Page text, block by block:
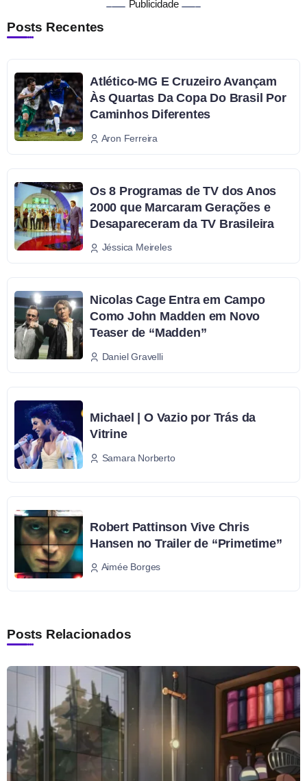
Publicidade
Posts Recentes
Atlético-MG E Cruzeiro Avançam
Às Quartas Da Copa Do Brasil Por
Caminhos Diferentes
Aron Ferreira
Os 8 Programas de TV dos Anos
2000 que Marcaram Gerações e
Desapareceram da TV Brasileira
Jéssica Meireles
Nicolas Cage Entra em Campo
Como John Madden em Novo
Teaser de “Madden”
Daniel Gravelli
Michael | O Vazio por Trás da
Vitrine
Samara Norberto
Robert Pattinson Vive Chris
Hansen no Trailer de “Primetime”
Aimée Borges
Posts Relacionados